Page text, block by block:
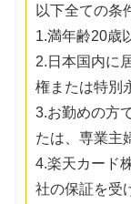
以下全ての条
1.満年齢20歳
2.日本国内に
権または特別
3.お勤めの方
たは、専業主
4.楽天カード
社の保証を受